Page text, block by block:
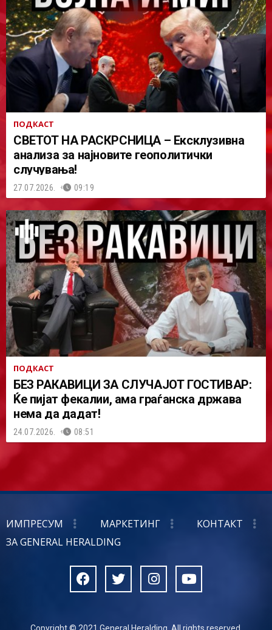
ПОДКАСТ
СВЕТОТ НА РАСКРСНИЦА – Ексклузивна
анализа за најновите геополитички
случувања!
27.07.2026. 09:19
ПОДКАСТ
БЕЗ РАКАВИЦИ ЗА СЛУЧАЈОТ ГОСТИВАР:
Ќе пијат фекалии, ама граѓанска држава
нема да дадат!
24.07.2026. 08:51
ИМПРЕСУМ МАРКЕТИНГ
КОНТАКТ
ЗА GENERAL HERALDING